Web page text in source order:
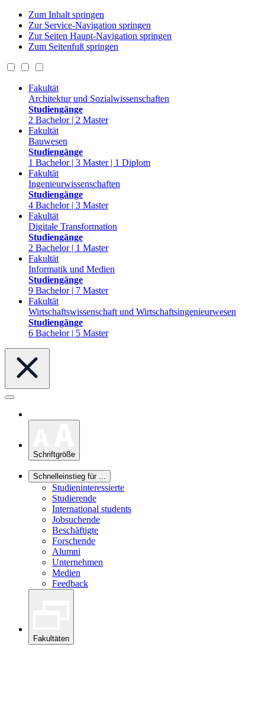
Zum Inhalt springen
Zur Service-Navigation springen
Zur Seiten Haupt-Navigation springen
Zum Seitenfuß springen
Fakultät
Architektur und Sozialwissenschaften
Studiengänge
2 Bachelor | 2 Master
Fakultät
Bauwesen
Studiengänge
1 Bachelor | 3 Master | 1 Diplom
Fakultät
Ingenieurwissenschaften
Studiengänge
4 Bachelor | 3 Master
Fakultät
Digitale Transformation
Studiengänge
2 Bachelor | 1 Master
Fakultät
Informatik und Medien
Studiengänge
9 Bachelor | 7 Master
Fakultät
Wirtschaftswissenschaft und Wirtschaftsingenieurwesen
Studiengänge
6 Bachelor | 5 Master
Schriftgröße
Schnelleinstieg für ...
Studieninteressierte
Studierende
International students
Jobsuchende
Beschäftigte
Forschende
Alumni
Unternehmen
Medien
Feedback
Fakultäten